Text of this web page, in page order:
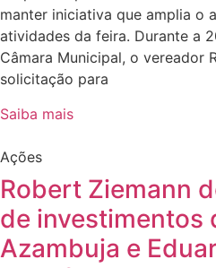
manter iniciativa que amplia o
atividades da feira. Durante a
Câmara Municipal, o vereador
solicitação para
Saiba mais
Ações
Robert Ziemann
de investimentos
Azambuja e